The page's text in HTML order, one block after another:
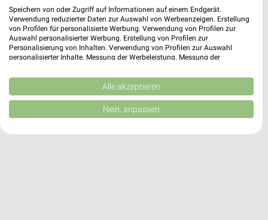
HKL BAUMASCHINEN Angebote in Stade
Stade, Deutschland
286,34 km
Speichern von oder Zugriff auf Informationen auf einem Endgerät.
Verwendung reduzierter Daten zur Auswahl von Werbeanzeigen. Erstellung
von Profilen für personalisierte Werbung. Verwendung von Profilen zur
Auswahl personalisierter Werbung. Erstellung von Profilen zur
Personalisierung von Inhalten. Verwendung von Profilen zur Auswahl
personalisierter Inhalte. Messung der Werbeleistung. Messung der
Kombinationen von Daten aus verschiedenen Quellen. Entwicklung und
Verbesserung der Angebote. Verwendung reduzierter Daten zur Auswahl
von Inhalten.
Daten können außerhalb der Europäischen Union weitergegeben und in die
USA gesendet werden.
Website/App.
Alle akzeptieren
Nein, anpassen